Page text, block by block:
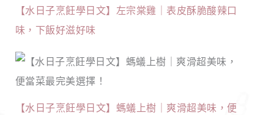
【水日子烹飪學日文】左宗棠雞｜表皮酥脆酸辣口
味，下飯好滋好味
【水日子烹飪學日文】螞蟻上樹｜爽滑超美味，便